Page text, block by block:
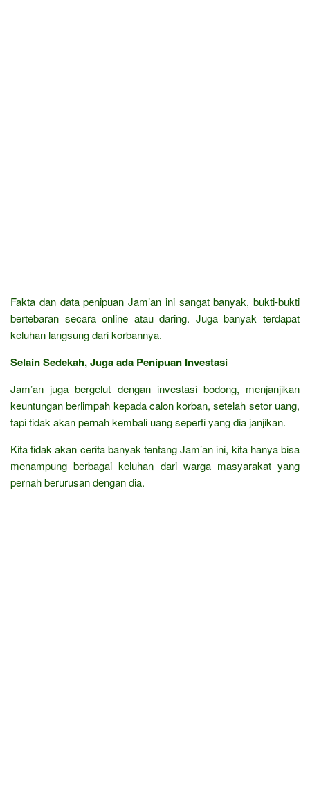
Fakta dan data penipuan Jam’an ini sangat banyak, bukti-bukti
bertebaran secara online atau daring. Juga banyak terdapat
keluhan langsung dari korbannya.
Selain Sedekah, Juga ada Penipuan Investasi
Jam’an juga bergelut dengan investasi bodong, menjanjikan
keuntungan berlimpah kepada calon korban, setelah setor uang,
tapi tidak akan pernah kembali uang seperti yang dia janjikan.
Kita tidak akan cerita banyak tentang Jam’an ini, kita hanya bisa
menampung berbagai keluhan dari warga masyarakat yang
pernah berurusan dengan dia.